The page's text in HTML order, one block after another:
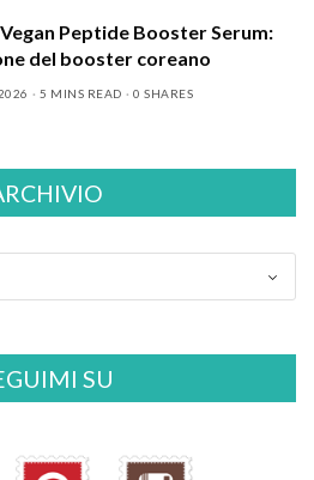
Peptide Booster Serum:
del booster coreano
5 MINS READ 0 SHARES
SU